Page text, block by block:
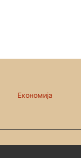
Економија